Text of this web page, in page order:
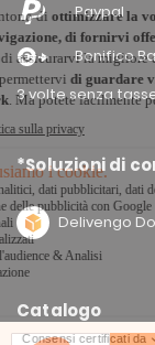
Paypal
Bonifico
3 volte senza
*Soluzioni di
Delivengo
Catalogo